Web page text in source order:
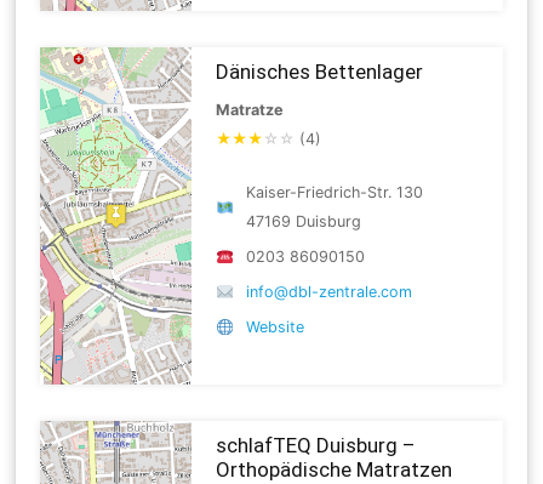
Dänisches Bettenlager
Matratze
★★★ ☆ ☆ (4)
Kaiser-Friedrich-Str. 130
47169 Duisburg
0203 86090150
info@dbl-zentrale.com
Website
schlafTEQ Duisburg –
Orthopädische Matratzen